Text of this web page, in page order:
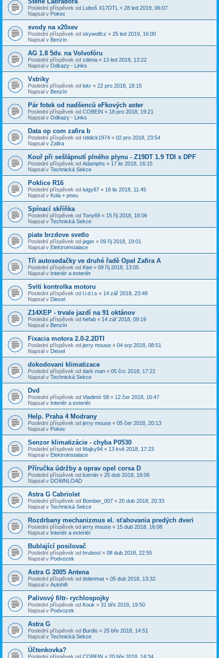
Poslední příspěvek od Luboš X17DTL « 28 led 2019, 06:07
Napsal v Pokec
svody na x20xev
Poslední příspěvek od skywolfcz « 25 led 2019, 16:00
Napsal v Benzín
AG 1.8 5dv. na Volvofóru
Poslední příspěvek od zdena « 13 led 2019, 13:22
Napsal v Odkazy - Links
Vstriky
Poslední příspěvek od lokr « 22 pro 2018, 18:15
Napsal v Benzín
Pár fotek od nadšenců eFkových aster
Poslední příspěvek od COBEIN « 18 pro 2018, 19:21
Napsal v Odkazy - Links
Data op com zafira b
Poslední příspěvek od riddick1974 « 02 pro 2018, 23:54
Napsal v Zafira
Kouř při sešlápnutí plného plynu - Z19DT 1.9 TDI s DPF
Poslední příspěvek od Adamphs « 17 lis 2018, 16:15
Napsal v Technická Sekce
Poklice R16
Poslední příspěvek od luigy87 « 16 lis 2018, 11:45
Napsal v Kola + pneu
Spínací skříňka
Poslední příspěvek od Tony69 « 15 říj 2018, 18:06
Napsal v Technická Sekce
piate brzdove svetlo
Poslední příspěvek od jager « 09 říj 2018, 19:01
Napsal v Elektroinstalace
Tři autosedačky ve druhé řadě Opel Zafira A
Poslední příspěvek od Kiwi « 09 říj 2018, 13:05
Napsal v Interiér a exteriér
Sviti kontrolka motoru
Poslední příspěvek od l.i.d.i.s « 14 zář 2018, 23:48
Napsal v Diesel
Z14XEP - trvale jazdí na 91 oktánov
Poslední příspěvek od hefab « 14 zář 2018, 09:19
Napsal v Benzín
Fixacia motora 2.0-2.2DTI
Poslední příspěvek od jerry mouse « 04 srp 2018, 08:51
Napsal v Diesel
dokodovani klimatizace
Poslední příspěvek od dark man « 05 črc 2018, 17:22
Napsal v Technická Sekce
Dvd
Poslední příspěvek od Vladimír 58 « 12 čer 2018, 16:47
Napsal v Interiér a exteriér
Help. Praha 4 Modrany
Poslední příspěvek od jerry mouse « 05 čer 2018, 20:13
Napsal v Pokec
Senzor klimatizácie - chyba P0530
Poslední příspěvek od Majky94 « 13 kvě 2018, 17:23
Napsal v Elektroinstalace
Příručka údržby a oprav opel corsa D
Poslední příspěvek od lcernin « 25 dub 2018, 18:06
Napsal v DOWNLOAD
Astra G Cabriolet
Poslední příspěvek od Bomber_007 « 20 dub 2018, 20:33
Napsal v Technická Sekce
Rozdrbany mechanizmus el. sťahovania predých dveri
Poslední příspěvek od jerry mouse « 15 dub 2018, 16:08
Napsal v Interiér a exteriér
Bublající posilovač
Poslední příspěvek od hrubost « 08 dub 2018, 22:55
Napsal v Podvozek
Astra G 2005 Antena
Poslední příspěvek od dolenmat « 05 dub 2018, 13:32
Napsal v Autohifi
Palivový filtr- rychlospojky
Poslední příspěvek od Kouk « 31 bře 2018, 19:50
Napsal v Podvozek
Astra G
Poslední příspěvek od Burdis « 25 bře 2018, 14:51
Napsal v Technická Sekce
Účtenkovka?
Poslední příspěvek od COBEIN « 20 bře 2018, 14:34